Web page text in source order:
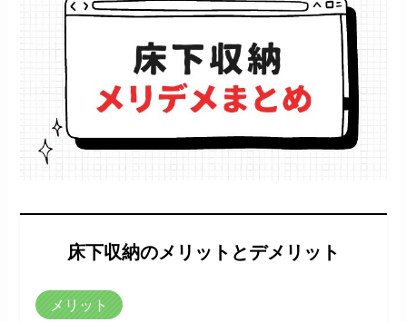
床下収納のメリットとデメリット
メリット